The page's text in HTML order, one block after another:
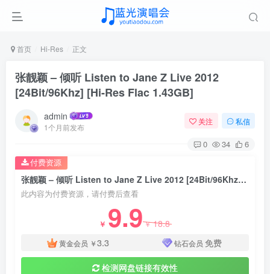
首页 Hi-Res 正文
张靓颖 – 倾听 Listen to Jane Z Live 2012
[24Bit/96Khz] [Hi-Res Flac 1.43GB]
admin
1个月前发布
关注 私信
0 34 6
张靓颖 – 倾听 Listen to Jane Z Live 2012 [24Bit/96Khz] [Hi-Res Flac 1.43GB]
此内容为付费资源，请付费后查看
￥ 9.9￥18.8
黄金会员 ￥3.3 钻石会员 免费
检测网盘链接有效性
付费资源